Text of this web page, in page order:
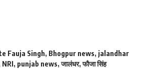
Fauja Singh, Bhogpur news, jalandhar
NRI , punjab news,जालंधर,फौजा सिंह